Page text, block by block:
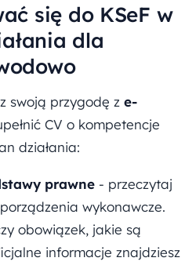
się do KSeF w
dla
swoją przygodę z e-
CV o kompetencje
działania:
prawne - przeczytaj
wykonawcze.
obowiązek, jakie są
informacje znajdziesz